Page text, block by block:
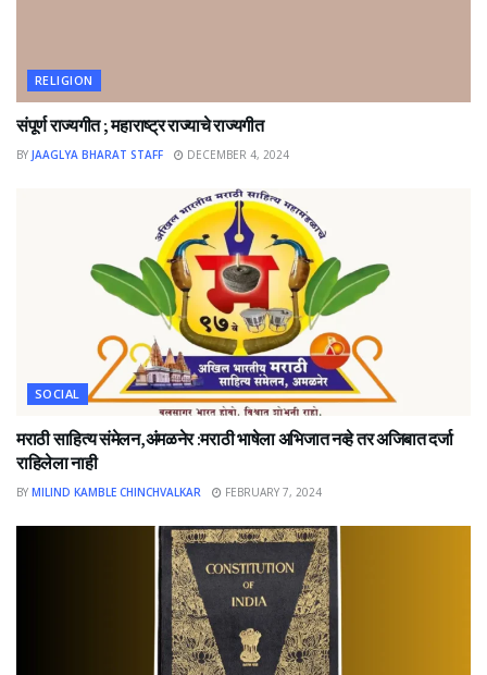
RELIGION
संपूर्ण राज्यगीत ; महाराष्ट्र राज्याचे राज्यगीत
BY JAAGLYA BHARAT STAFF DECEMBER 4, 2024
SOCIAL
मराठी साहित्य संमेलन,अंमळनेर :मराठी भाषेला अभिजात नव्हे तर अजिबात दर्जा
राहिलेला नाही
BY MILIND KAMBLE CHINCHVALKAR FEBRUARY 7, 2024